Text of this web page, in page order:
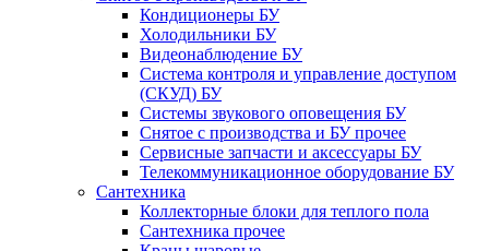
Кондиционеры БУ
Холодильники БУ
Видеонаблюдение БУ
Система контроля и управление доступом
(СКУД) БУ
Системы звукового оповещения БУ
Снятое с производства и БУ прочее
Сервисные запчасти и аксессуары БУ
Телекоммуникационное оборудование БУ
Сантехника
Коллекторные блоки для теплого пола
Сантехника прочее